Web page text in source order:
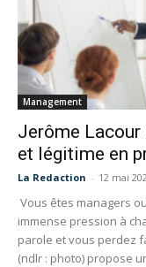
Management
Jerôme Lacour
et légitime en
La Redaction - 12 mai
Vous êtes managers
immense pression à
parole et vous perdez
(ndlr : photo) propose